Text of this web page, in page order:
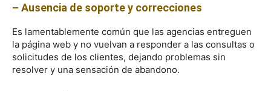
– Ausencia de soporte y correcciones
Es lamentablemente común que las agencias entreguen
la página web y no vuelvan a responder a las consultas o
solicitudes de los clientes, dejando problemas sin
resolver y una sensación de abandono.